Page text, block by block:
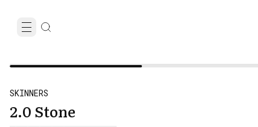
SKINNERS
2.0 Stone